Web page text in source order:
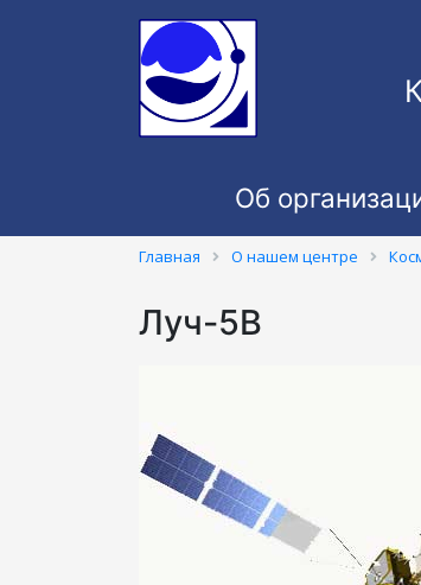
Об
Главная О нашем центре
Луч-5В